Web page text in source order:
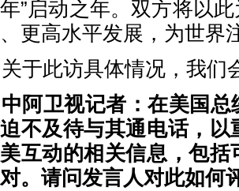
”启动之年。双方将以
更高水平发展，为世界
关于此访具体情况，我们
中阿卫视记者：在美国
不及待与其通电话，
互动的相关信息，包
。请问发言人对此如何